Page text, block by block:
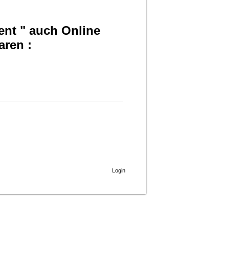
" auch Online
:
Login